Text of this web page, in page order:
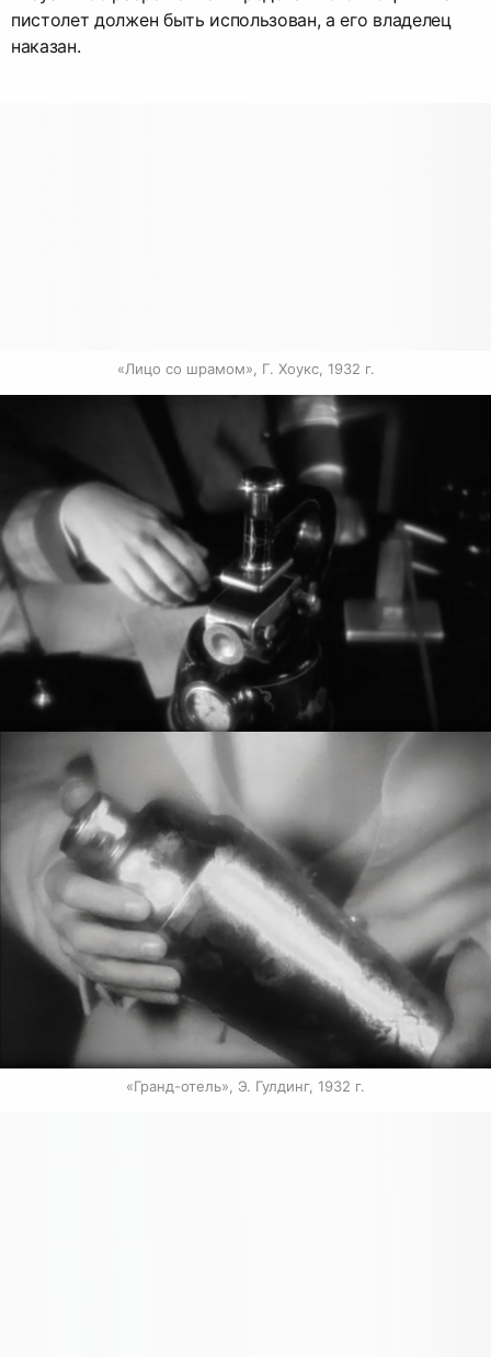
пистолет должен быть использован, а его владелец
наказан.
«Лицо со шрамом», Г. Хоукс, 1932 г.
«Гранд-отель», Э. Гулдинг, 1932 г.